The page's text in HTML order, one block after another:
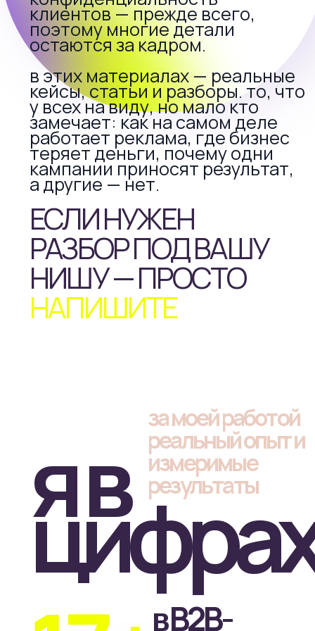
работает реклама, где бизнес
теряет деньги, почему одни
кампании приносят результат,
а другие — нет.
ЕСЛИ НУЖЕН
РАЗБОР ПОД ВАШУ
НИШУ — ПРОСТО
НАПИШИТЕ
я в
цифрах
за моей работой
реальный опыт и
измеримые
результаты
5+
6+ в создании
понятных
сайтов на
в директе (с тех
пор, когда это
ещё не было
мейнстримом)